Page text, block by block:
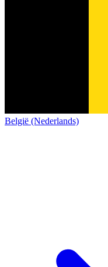
België (Nederlands)